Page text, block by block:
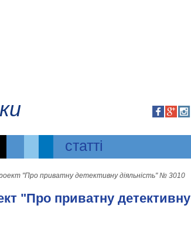
статті
"Про приватну детективну діяльність" № 3010
"Про приватну детективну